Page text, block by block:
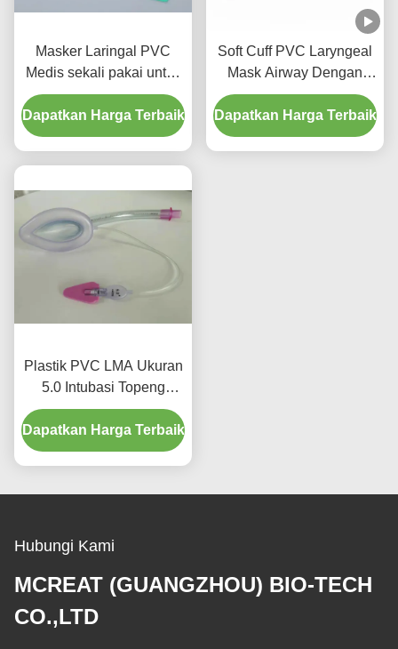
Masker Laringal PVC
Medis sekali pakai untuk
saluran udara bayi dan
anak
Dapatkan Harga Terbaik
Soft Cuff PVC Laryngeal
Mask Airway Dengan
Kode Warna
Dapatkan Harga Terbaik
Plastik PVC LMA Ukuran
5.0 Intubasi Topeng
Laringal dengan Bar
Penggunaan Dewasa
Dapatkan Harga Terbaik
Hubungi Kami
MCREAT (GUANGZHOU) BIO-TECH
CO.,LTD